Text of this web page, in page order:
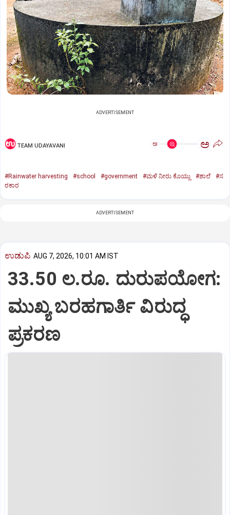
ADVERTISEMENT
TEAM UDAYAVANI ಅ ಅ
#Rainwater harvesting #school #government #ಮಳೆ ನೀರು ಕೊಯ್ಲು #ಶಾಲೆ
#ಸ
ರಕಾರ
ADVERTISEMENT
ಉಡುಪಿ AUG 7, 2026, 10:01 AM IST
33.50 ಲ.ರೂ. ದುರುಪಯೋಗ:
ಮುಖ್ಯ ಬರಹಗಾರ್ತಿ ವಿರುದ್ಧ
ಪ್ರಕರಣ